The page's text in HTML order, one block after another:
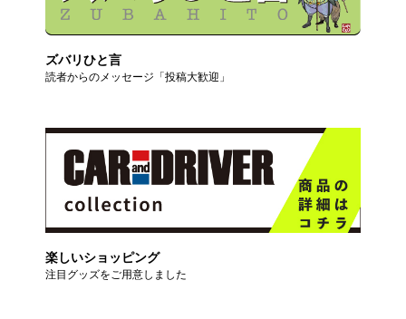
ズバリひと言
読者からのメッセージ「投稿大歓迎」
楽しいショッピング
注目グッズをご用意しました